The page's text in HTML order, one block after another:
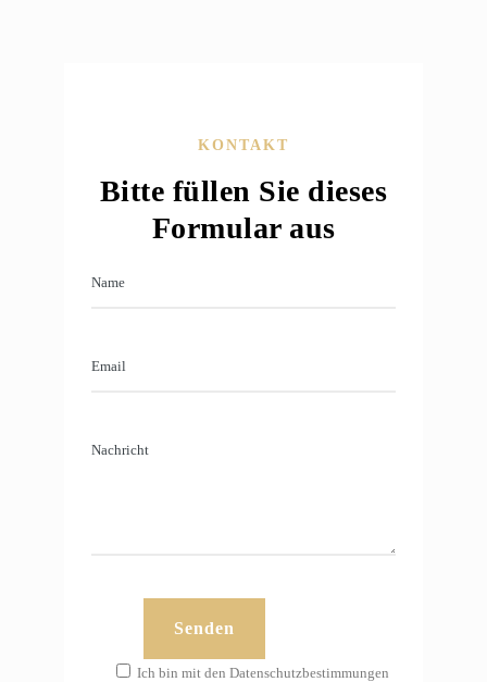
KONTAKT
Bitte füllen Sie dieses
Formular aus
Ich bin mit den Datenschutzbestimmungen